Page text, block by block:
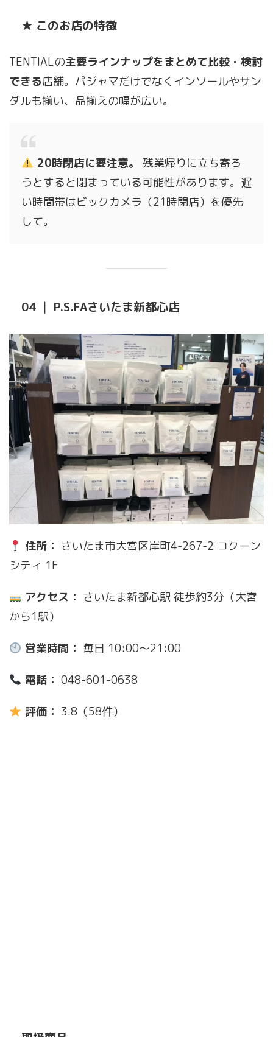
★ このお店の特徴
TENTIALの主要ラインナップをまとめて比較・検討
できる店舗。パジャマだけでなくインソールやサン
ダルも揃い、品揃えの幅が広い。
20時閉店に要注意。
残業帰りに立ち寄ろ
うとすると閉まっている可能性があります。遅
い時間帯はビックカメラ（21時閉店）を優先
して。
04 ｜ P.S.FAさいたま新都心店
住所： さいたま市大宮区岸町4-267-2 コクーン
シティ 1F
アクセス： さいたま新都心駅 徒歩約3分（大宮
から1駅）
営業時間： 毎日 10:00〜21:00
電話： 048-601-0638
評価： 3.8（58件）